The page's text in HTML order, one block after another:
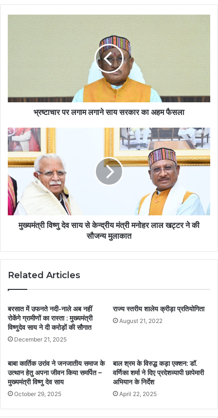
भ्रष्टाचार पर लगाम लगाने साय सरकार का अहम फैसला
मुख्यमंत्री विष्णु देव साय से केन्द्रीय मंत्री मनोहर लाल खट्टर ने की
सौजन्य मुलाकात
Related Articles
बरसात में उफनते नदी-नाले अब नहीं
रोकेंगे ग्रामीणों का रास्ता : मुख्यमंत्री
विष्णुदेव साय ने दी करोड़ों की सौगात
December 21, 2025
राज्य स्तरीय शालेय क्रीड़ा प्रतियोगिता
August 21, 2022
बाबा कार्तिक उरांव ने जनजातीय समाज के
उत्थान हेतु अपना जीवन किया समर्पित –
मुख्यमंत्री विष्णु देव साय
October 29, 2025
बाल श्रम के विरुद्ध कड़ा एक्शन: डॉ.
वर्णिका शर्मा ने दिए प्रदेशव्यापी छापेमारी
अभियान के निर्देश
April 22, 2025